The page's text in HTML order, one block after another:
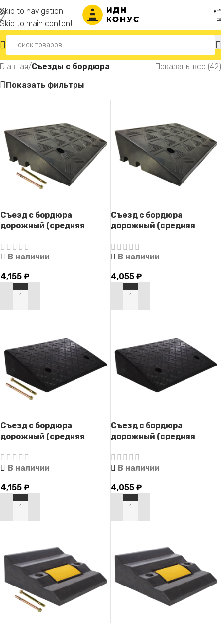
Skip to navigation
Skip to main content
Главная/Съезды с бордюра Показаны все (42)
Показать фильтры
Съезд с бордюра
дорожный (средняя
крепежом)
В наличии
4,155 ₽
В КОРЗИНУ
Съезд с бордюра
дорожный (средняя
В наличии
4,055 ₽
В КОРЗИНУ
Съезд с бордюра
дорожный (средняя
крепежом)
В наличии
4,155 ₽
В КОРЗИНУ
Съезд с бордюра
дорожный (средняя
В наличии
4,055 ₽
В КОРЗИНУ